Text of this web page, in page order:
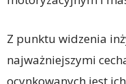
Z punktu widzenia
najważniejszymi